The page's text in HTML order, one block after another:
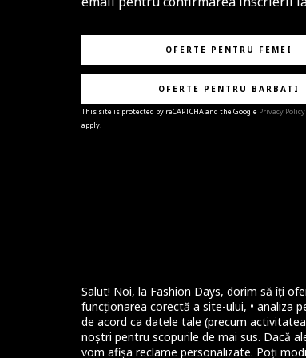
Salut! Noi, la Fashion Days, dorim să îți
funcționarea corectă a site-ului, • analiza
de acord ca datele tale (precum
noștri pentru scopurile de mai sus. Dacă
vom afișa reclame personalizate. Poți
OFERTE PENTRU FEMEI
OFERTE PENTRU BARBATI
This site is protected by reCAPTCHA and the Google Privacy Policy
apply.